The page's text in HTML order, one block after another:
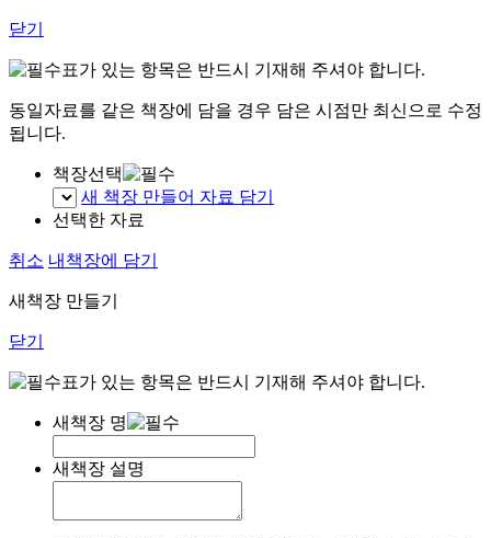
닫기
표가 있는 항목은 반드시 기재해 주셔야 합니다.
동일자료를 같은 책장에 담을 경우 담은 시점만 최신으로 수정
됩니다.
책장선택
새 책장 만들어 자료 담기
선택한 자료
취소 내책장에 담기
새책장 만들기
닫기
표가 있는 항목은 반드시 기재해 주셔야 합니다.
새책장 명
새책장 설명